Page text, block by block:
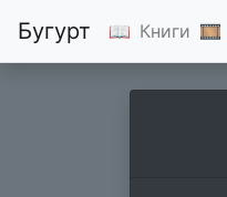
Бугурт 📖 Книги 🎞